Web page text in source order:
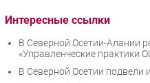
Интересные ссылки
В Северной Осетии-Алании
«Управленческие практики
В Северной Осетии подвели